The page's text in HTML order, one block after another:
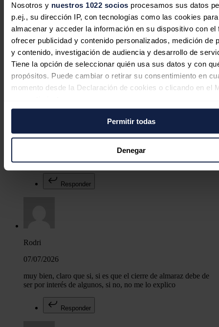
Nosotros y nuestros 1022 socios procesamos sus datos
p.ej., su dirección IP, con tecnologías como las cookies para
almacenar y acceder la información en su dispositivo con el
ofrecer publicidad y contenido personalizados, medición de
y contenido, investigación de audiencia y desarrollo de
Tiene la opción de seleccionar quién usa sus datos y con
propósitos. Puede cambiar o retirar su consentimiento en
momento desde la Declaración de cookies o clicando en el
Si lo permite, también quisiéramos:
Recopilar información sobre su ubicación geográfica
puede tener una precisión de varios metros
Identificar su dispositivo analizándolo activamente
características específicas (huellas digitales)
Obtenga más información sobre cómo se procesan sus
Las cookies de este sitio web se usan para personalizar el
y los anuncios, ofrecer funciones de redes sociales y
sitio web con nuestros partners de redes sociales,
análisis web, quienes pueden combinarla con otra
haya proporcionado o que hayan recopilado a partir del uso
hecho de sus servicios.
Permitir todas
Denegar
Mientras muchos países refuerzan su apuesta por la energía
nuclear, España también reconoce con esta decisión el valor
de una industria que cumple los máximos estándares de
seguridad y abastece a Europa.
Responder
07/07/2026
Hmmm este puede ser un paso importante para la continuidad
de la nuclear, en general, de la nuclear en España (ojalá).
Responder
Rodri
07/07/2026
muy bien, claro que si, si es que el cierre de almaraz debe de
ser por interés de algunos, si no, no me lo explico
Responder